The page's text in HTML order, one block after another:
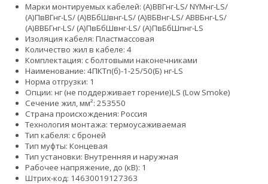
Марки монтируемых кабелей: (А)ВВГнг-LS/ NYMнг-LS/
(А)ПвВГнг-LS/ (А)ВБбШвнг-LS/ (А)ВБВнг-LS/ АВВБнг-LS/
(А)ВВБГнг-LS/ (А)ПвБбШвнг-LS/ (А)ПвБбШпнг-LS
Изоляция кабеля: Пластмассовая
Количество жил в кабеле: 4
Комплектация: с болтовыми наконечниками
Наименование: 4ПКТп(б)-1-25/50(Б) нг-LS
Норма отгрузки: 1
Опции: нг (не поддерживает горение)LS (Low Smoke)
Сечение жил, мм²: 253550
Страна происхождения: Россия
Технология монтажа: термоусаживаемая
Тип кабеля: с броней
Тип муфты: Концевая
Тип установки: Внутренняя и наружная
Рабочее напряжение, до (кВ): 1
Штрих-код: 14630019127363